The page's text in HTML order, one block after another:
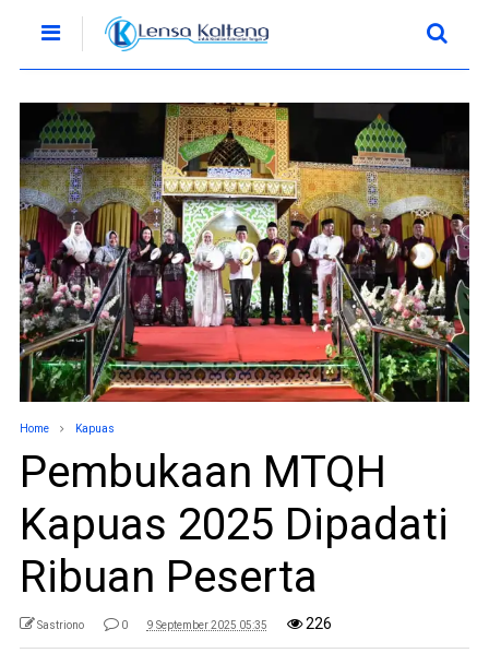
Home Kapuas
Pembukaan MTQH
Kapuas 2025 Dipadati
Ribuan Peserta
Sastriono 0 9 September 2025 05:35 226